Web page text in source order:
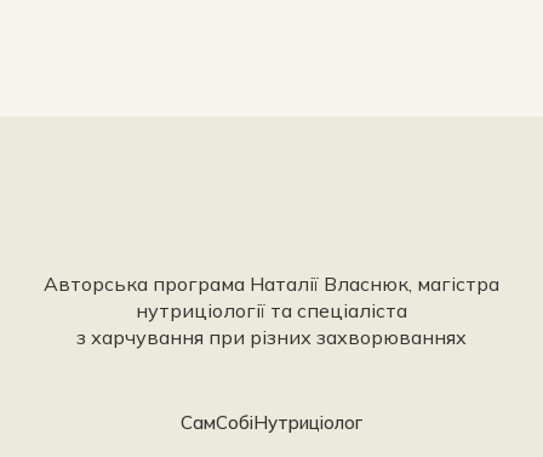
Авторська програма Наталії Власнюк, магістра
нутриціології та спеціаліста
з харчування при різних захворюваннях
СамСобіНутриціолог